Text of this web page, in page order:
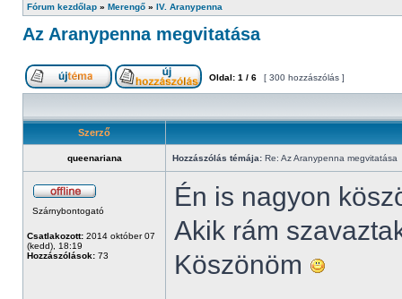
Fórum kezdőlap » Merengő » IV. Aranypenna
Az Aranypenna megvitatása
Oldal: 1 / 6 [ 300 hozzászólás ]
Szerző
queenariana Hozzászólás témája: Re: Az Aranypenna megvitatása
Szárnybontogató
Csatlakozott: 2014 október 07
(kedd), 18:19
Hozzászólások: 73
Én is nagyon
Akik rám
Köszönöm